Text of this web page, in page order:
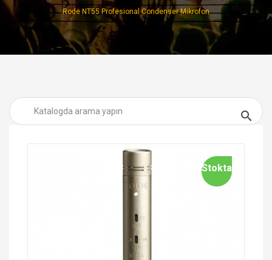
Rode NT55 Profesional Condenser Mikrofon

Stokta